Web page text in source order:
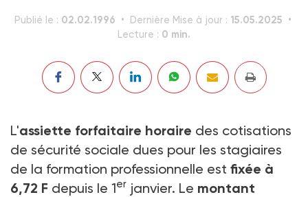
Publié le : 02.02.1996 Dernière Mise à jour : 15.05.2025
Lecture : 0 min.
L'assiette forfaitaire horaire des cotisations
de sécurité sociale dues pour les stagiaires
de la formation professionnelle est fixée à
6,72 F depuis le 1er janvier. Le montant